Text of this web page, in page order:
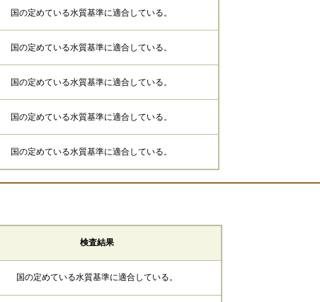
国の定めている水質基準に適合している。
国の定めている水質基準に適合している。
国の定めている水質基準に適合している。
国の定めている水質基準に適合している。
国の定めている水質基準に適合している。
検査結果
国の定めている水質基準に適合している。